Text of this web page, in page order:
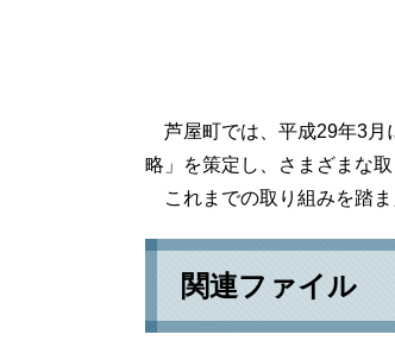
芦屋町では、平成29年3月
略」を策定し、さまざまな
これまでの取り組みを踏ま
関連ファイル